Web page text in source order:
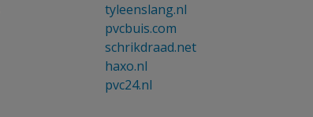
tyleenslang.nl
pvcbuis.com
schrikdraad.net
haxo.nl
pvc24.nl